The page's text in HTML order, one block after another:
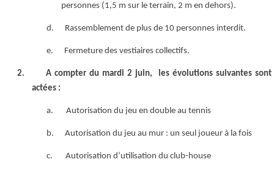
personnes (1,5 m sur le terrain, 2 m en dehors).
d. Rassemblement de plus de 10 personnes interdit.
e. Fermeture des vestiaires collectifs.
2. A compter du mardi 2 juin, les évolutions suivantes sont
actées :
a. Autorisation du jeu en double au tennis
b. Autorisation du jeu au mur : un seul joueur à la fois
c. Autorisation d’utilisation du club-house